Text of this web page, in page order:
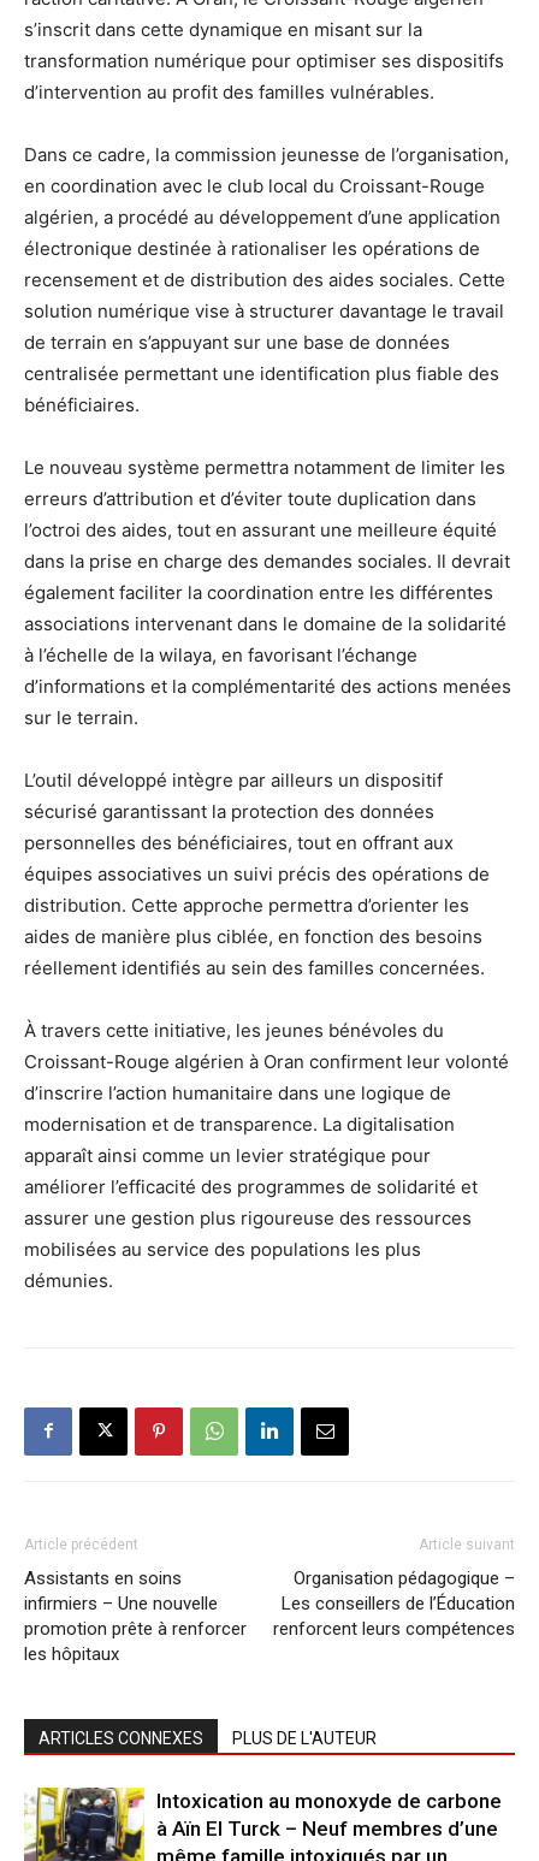
s’inscrit dans cette dynamique en misant sur la
transformation numérique pour optimiser ses dispositifs
d’intervention au profit des familles vulnérables.
Dans ce cadre, la commission jeunesse de l’organisation,
en coordination avec le club local du Croissant-Rouge
algérien, a procédé au développement d’une application
électronique destinée à rationaliser les opérations de
recensement et de distribution des aides sociales. Cette
solution numérique vise à structurer davantage le travail
de terrain en s’appuyant sur une base de données
centralisée permettant une identification plus fiable des
bénéficiaires.
Le nouveau système permettra notamment de limiter les
erreurs d’attribution et d’éviter toute duplication dans
l’octroi des aides, tout en assurant une meilleure équité
dans la prise en charge des demandes sociales. Il devrait
également faciliter la coordination entre les différentes
associations intervenant dans le domaine de la solidarité
à l’échelle de la wilaya, en favorisant l’échange
d’informations et la complémentarité des actions menées
sur le terrain.
L’outil développé intègre par ailleurs un dispositif
sécurisé garantissant la protection des données
personnelles des bénéficiaires, tout en offrant aux
équipes associatives un suivi précis des opérations de
distribution. Cette approche permettra d’orienter les
aides de manière plus ciblée, en fonction des besoins
réellement identifiés au sein des familles concernées.
À travers cette initiative, les jeunes bénévoles du
Croissant-Rouge algérien à Oran confirment leur volonté
d’inscrire l’action humanitaire dans une logique de
modernisation et de transparence. La digitalisation
apparaît ainsi comme un levier stratégique pour
améliorer l’efficacité des programmes de solidarité et
assurer une gestion plus rigoureuse des ressources
mobilisées au service des populations les plus
démunies.
Article précédent
Assistants en soins
infirmiers – Une nouvelle
promotion prête à renforcer
les hôpitaux
Article suivant
Organisation pédagogique –
Les conseillers de l’Éducation
renforcent leurs compétences
ARTICLES CONNEXES PLUS DE L'AUTEUR
Intoxication au monoxyde de carbone
à Aïn El Turck – Neuf membres d’une
même famille intoxiqués par un